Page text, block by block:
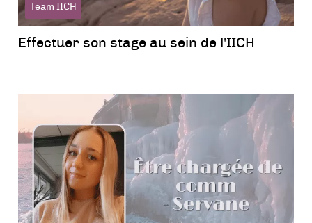
Team IICH
Effectuer son stage au sein de l'IICH